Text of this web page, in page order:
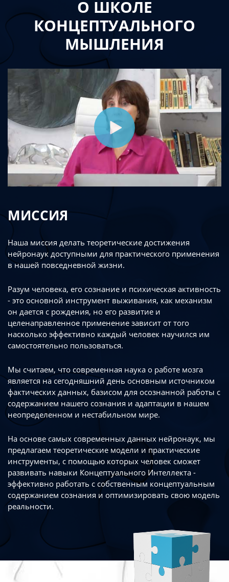
О ШКОЛЕ
КОНЦЕПТУАЛЬНОГО
МЫШЛЕНИЯ
МИССИЯ
Наша миссия делать теоретические достижения
нейронаук доступными для практического применения
в нашей повседневной жизни.
Разум человека, его сознание и психическая активность
- это основной инструмент выживания, как механизм
он дается с рождения, но его развитие и
целенаправленное применение зависит от того
насколько эффективно каждый человек научился им
самостоятельно пользоваться.
Мы считаем, что современная наука о работе мозга
является на сегодняшний день основным источником
фактических данных, базисом для осознанной работы с
содержанием нашего сознания и адаптации в нашем
неопределенном и нестабильном мире.
На основе самых современных данных нейронаук, мы
предлагаем теоретические модели и практические
инструменты, с помощью которых человек сможет
развивать навыки Концептуального Интеллекта -
эффективно работать с собственным концептуальным
содержанием сознания и оптимизировать свою модель
реальности.